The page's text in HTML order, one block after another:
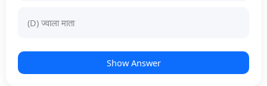
(D) ज्वाला माता
Show Answer